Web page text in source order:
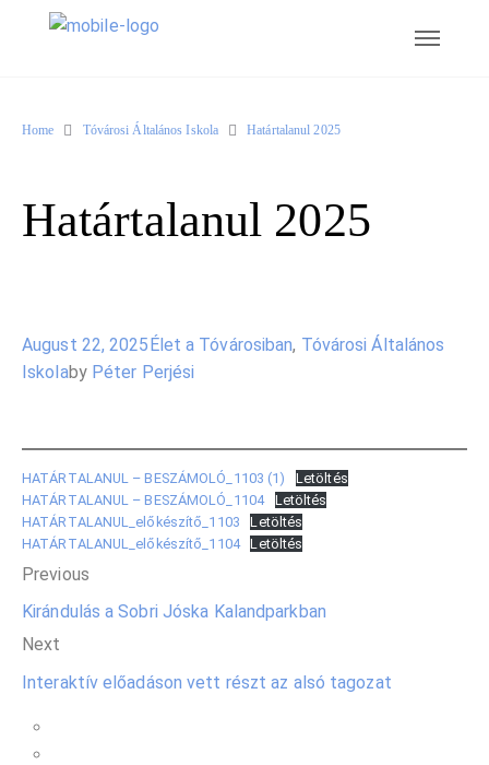
Home Tóvárosi Általános Iskola Határtalanul 2025
Határtalanul 2025
August 22, 2025Élet a Tóvárosiban, Tóvárosi Általános
Iskolaby Péter Perjési
HATÁRTALANUL – BESZÁMOLÓ_1103 (1)
Letöltés
HATÁRTALANUL – BESZÁMOLÓ_1104
Letöltés
HATÁRTALANUL_előkészítő_1103
Letöltés
HATÁRTALANUL_előkészítő_1104
Letöltés
Previous
Kirándulás a Sobri Jóska Kalandparkban
Next
Interaktív előadáson vett részt az alsó tagozat